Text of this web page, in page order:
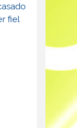
fiel